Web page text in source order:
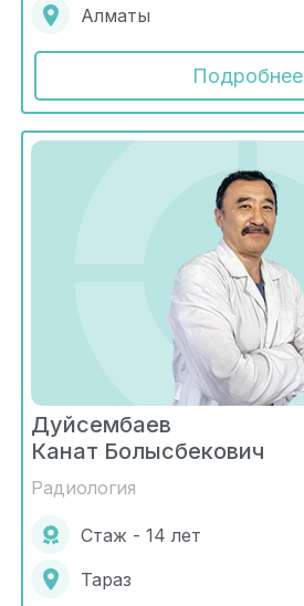
Алматы
Подробнее
Дуйсембаев
Канат Болысбекович
Радиология
Стаж - 14 лет
Тараз